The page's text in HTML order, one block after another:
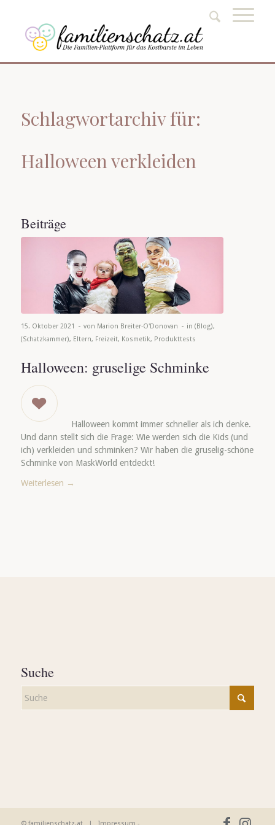
Schlagwortarchiv für:
Halloween verkleiden
Beiträge
15. Oktober 2021 - von Marion Breiter-O'Donovan - in (Blog),
(Schatzkammer), Eltern, Freizeit, Kosmetik, Produkttests
Halloween: gruselige Schminke
Halloween kommt immer schneller als ich denke.
Und dann stellt sich die Frage: Wie werden sich die Kids (und
ich) verkleiden und schminken? Wir haben die gruselig-schöne
Schminke von MaskWorld entdeckt!
Weiterlesen →
Suche